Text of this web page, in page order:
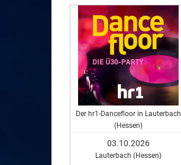
Der hr1-Dancefloor in Lauterbach
(Hessen)
03.10.2026
Lauterbach (Hessen)